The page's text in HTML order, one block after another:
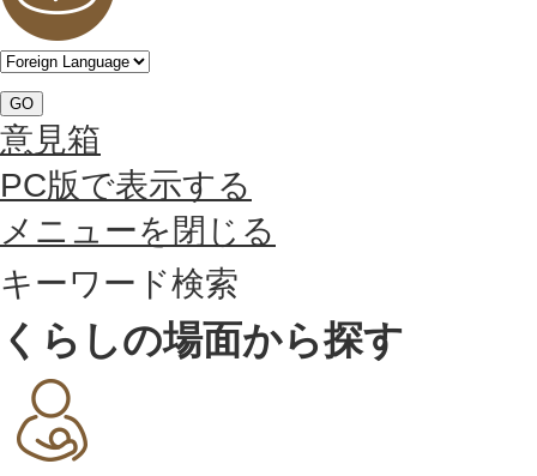
GO
意見箱
PC版で表示する
メニューを閉じる
キーワード検索
くらしの場面から探す